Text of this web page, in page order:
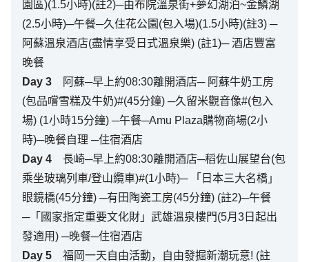
園區)(1.5小時)(註2)─由布院溫泉街+夢幻湖泊~金鱗湖
(2.5小時)─午餐─久住花公園(包入場)(1.5小時)(註3) ─
阿蘇溫泉酒店(盡情享受日式溫泉樂) (註1)─ 酒店豐富
晚餐
Day 3
阿蘇─早上約08:30離開酒店─ 阿蘇牛奶工房
(包品嚐雪糕及牛奶)#(45分鐘) ─久留米觀音像#(包入
場) (1小時15分鐘) ─午餐─Amu Plaza購物商場(2小
時)─晚餐自理 ─住宿酒店
Day 4
長崎─早上約08:30離開酒店─稻佐山展望台(包
乘坐玻璃列車/登山纜車)#(1小時)─ 「日本三大名橋」
眼鏡橋(45分鐘) ─有田陶瓷工房(45分鐘) (註2)─午餐
─「國家指定重要文化財」武雄溫泉樓門(5月3日起出
發適用) ─晚餐─住宿酒店
Day 5
福岡一天自由活動，自由發掘新潮玩意! (註